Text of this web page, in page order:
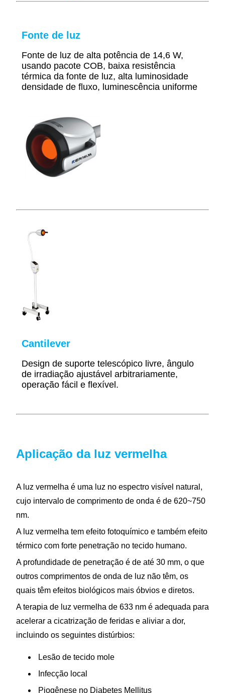
Fonte de luz
Fonte de luz de alta potência de 14,6 W,
usando pacote COB, baixa resistência
térmica da fonte de luz, alta luminosidade
densidade de fluxo, luminescência uniforme
Cantilever
Design de suporte telescópico livre, ângulo
de irradiação ajustável arbitrariamente,
operação fácil e flexível.
Aplicação da luz vermelha
A luz vermelha é uma luz no espectro visível natural,
cujo intervalo de comprimento de onda é de 620~750
nm.
A luz vermelha tem efeito fotoquímico e também efeito
térmico com forte penetração no tecido humano.
A profundidade de penetração é de até 30 mm, o que
outros comprimentos de onda de luz não têm, os
quais têm efeitos biológicos mais óbvios e diretos.
A terapia de luz vermelha de 633 nm é adequada para
acelerar a cicatrização de feridas e aliviar a dor,
incluindo os seguintes distúrbios:
Lesão de tecido mole
Infecção local
Piogênese no Diabetes Mellitus